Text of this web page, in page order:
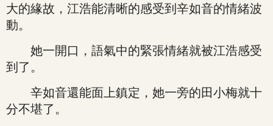
大的緣故，江浩能清晰的感受到辛如音的情緒波
動。
她一開口，語氣中的緊張情緒就被江浩感受
到了。
辛如音還能面上鎮定，她一旁的田小梅就十
分不堪了。